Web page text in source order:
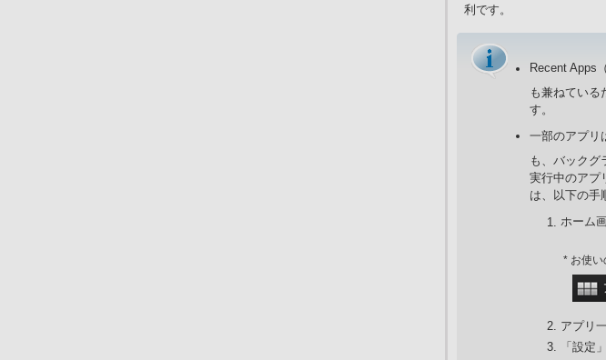
利です。
Recent Apps
も兼ねている
す。
一部のアプリ
も、バックグ
実行中のアプ
は、以下の手
ホーム
* お使い
アプリ
「設定